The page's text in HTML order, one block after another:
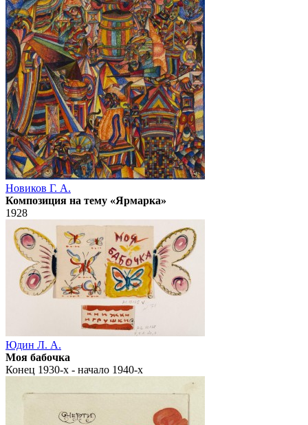
Новиков Г. А.
Композиция на тему «Ярмарка»
1928
Юдин Л. А.
Моя бабочка
Конец 1930-х - начало 1940-х